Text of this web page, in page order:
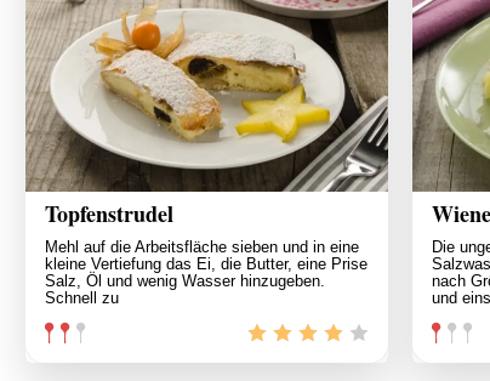
Topfenstrudel
Mehl auf die Arbeitsfläche sieben und in eine
kleine Vertiefung das Ei, die Butter, eine Prise
Salz, Öl und wenig Wasser hinzugeben.
Schnell zu
Die
nach
und